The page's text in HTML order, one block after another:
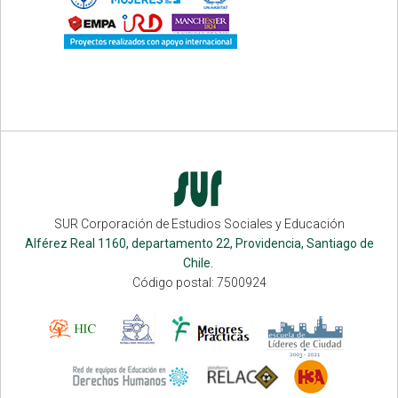
SUR Corporación de Estudios Sociales y Educación
Alférez Real 1160, departamento 22, Providencia, Santiago de
Chile.
Código postal: 7500924